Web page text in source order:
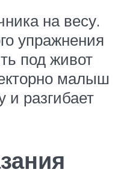
на весу.
упражнения
под живот
малыш
и разгибает